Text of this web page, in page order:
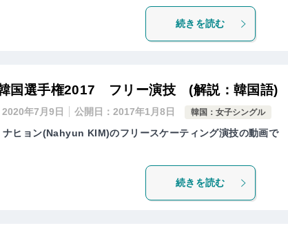
続きを読む
国選手権2017 フリー演技 (解説：韓国語)
2020年7月9日 公開日：2017年1月8日 韓国：女子シングル
ヒョン(Nahyun KIM)のフリースケーティング演技の動画で
続きを読む